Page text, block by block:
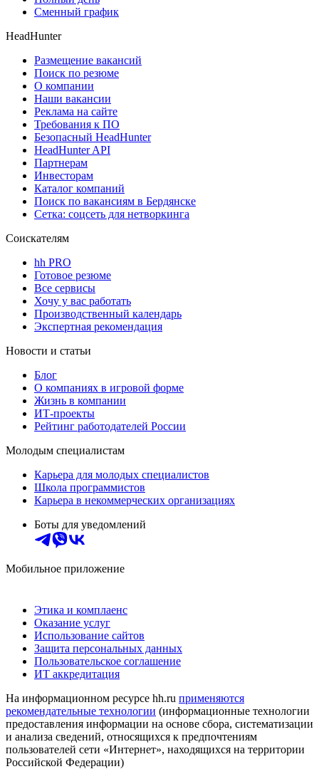
Сменный график
HeadHunter
Размещение вакансий
Поиск по резюме
О компании
Наши вакансии
Реклама на сайте
Требования к ПО
Безопасный HeadHunter
HeadHunter API
Партнерам
Инвесторам
Каталог компаний
Поиск по вакансиям в Бердянске
Сетка: соцсеть для нетворкинга
Соискателям
hh PRO
Готовое резюме
Все сервисы
Хочу у вас работать
Производственный календарь
Экспертная рекомендация
Новости и статьи
Блог
О компаниях в игровой форме
Жизнь в компании
ИТ-проекты
Рейтинг работодателей России
Молодым специалистам
Карьера для молодых специалистов
Школа программистов
Карьера в некоммерческих организациях
Боты для уведомлений
Мобильное приложение
Этика и комплаенс
Оказание услуг
Использование сайтов
Защита персональных данных
Пользовательское соглашение
ИТ аккредитация
На информационном ресурсе hh.ru применяются
рекомендательные технологии (информационные технологии
предоставления информации на основе сбора, систематизации
и анализа сведений, относящихся к предпочтениям
пользователей сети «Интернет», находящихся на территории
Российской Федерации)